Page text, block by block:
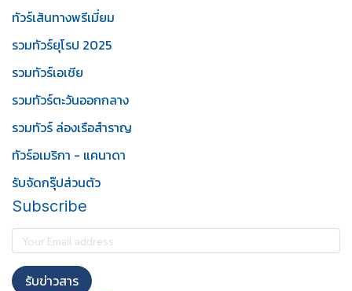
ทัวร์เส้นทางพรีเมี่ยม
รวมทัวร์ยุโรป 2025
รวมทัวร์เอเชีย
รวมทัวร์ตะวันออกกลาง
รวมทัวร์ ล่องเรือสำราญ
ทัวร์อเมริกา - แคนาดา
รับจัดกรุ๊ปส่วนตัว
Subscribe
รับข่าวสาร